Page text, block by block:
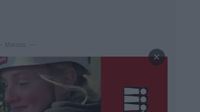
Mainos —
×